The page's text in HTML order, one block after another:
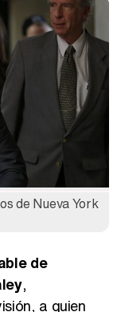
de Nueva York
de
,
a quien